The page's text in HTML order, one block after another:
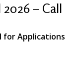
– Call
for Applications